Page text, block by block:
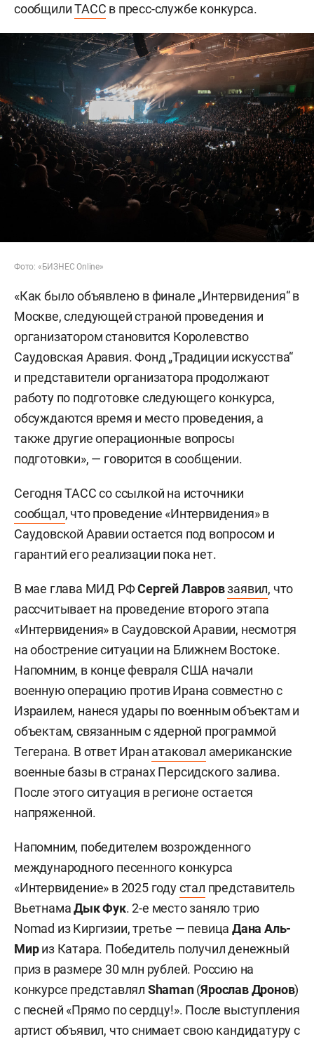
сообщилиТАСС в пресс-службе конкурса.
Фото: «БИЗНЕС Online»
«Как было объявлено в финале „Интервидения“ в
Москве, следующей страной проведения и
организатором становится Королевство
Саудовская Аравия. Фонд „Традиции искусства“
и представители организатора продолжают
работу по подготовке следующего конкурса,
обсуждаются время и место проведения, а
также другие операционные вопросы
подготовки», — говорится в сообщении.
Сегодня ТАСС со ссылкой на источники
сообщал, что проведение «Интервидения» в
Саудовской Аравии остается под вопросом и
гарантий его реализации пока нет.
В мае глава МИД РФСергей Лавровзаявил, что
рассчитывает на проведение второго этапа
«Интервидения» в Саудовской Аравии, несмотря
на обострение ситуации на Ближнем Востоке.
Напомним, в конце февраля США начали
военную операцию против Ирана совместно с
Израилем, нанеся удары по военным объектам и
объектам, связанным с ядерной программой
Тегерана. В ответ Иран атаковал американские
военные базы в странах Персидского залива.
После этого ситуация в регионе остается
напряженной.
Напомним, победителем возрожденного
международного песенного конкурса
«Интервидение» в 2025 годустал представитель
ВьетнамаДык Фук. 2-е место заняло трио
Nomad из Киргизии, третье — певица Дана Аль-
Мириз Катара. Победитель получил денежный
приз в размере 30 млн рублей. Россию на
конкурсе представлял Shaman(Ярослав Дронов)
с песней «Прямо по сердцу!». После выступления
артист объявил, что снимает свою кандидатуру с